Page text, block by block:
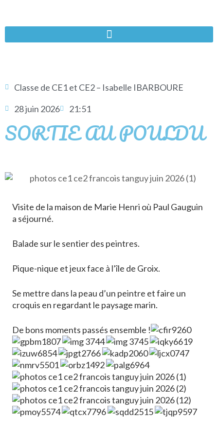
Classe de CE1 et CE2 – Isabelle IBARBOURE
28 juin 2026
21:51
SORTIE AU POULDU
Visite de la maison de Marie Henri où Paul Gauguin
a séjourné.
Balade sur le sentier des peintres.
Pique-nique et jeux face à l’île de Groix.
Se mettre dans la peau d’un peintre et faire un
croquis en regardant le paysage marin.
De bons moments passés ensemble !